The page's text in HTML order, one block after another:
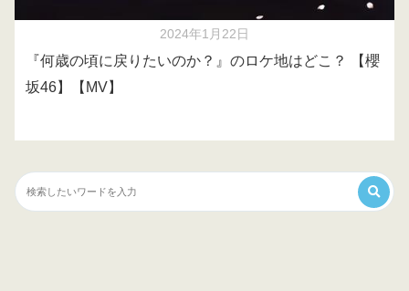
2024年1月22日
『何歳の頃に戻りたいのか？』のロケ地はどこ？ 【櫻
坂46】【MV】